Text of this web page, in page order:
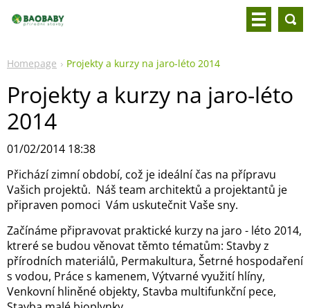
Homepage Projekty a kurzy na jaro-léto 2014
Projekty a kurzy na jaro-léto
2014
01/02/2014 18:38
Přichází zimní období, což je ideální čas na přípravu
Vašich projektů. Náš team architektů a projektantů je
připraven pomoci Vám uskutečnit Vaše sny.
Začínáme připravovat praktické kurzy na jaro - léto 2014,
ktreré se budou věnovat těmto tématům: Stavby z
přírodních materiálů, Permakultura, Šetrné hospodaření
s vodou, Práce s kamenem, Výtvarné využití hlíny,
Venkovní hliněné objekty, Stavba multifunkční pece,